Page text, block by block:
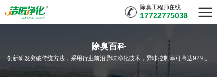
除臭工程师在线
17722775038
除臭百科
创新研发突破传统方法，采用行业前沿异味净化技术，异味控制率可高达92%。